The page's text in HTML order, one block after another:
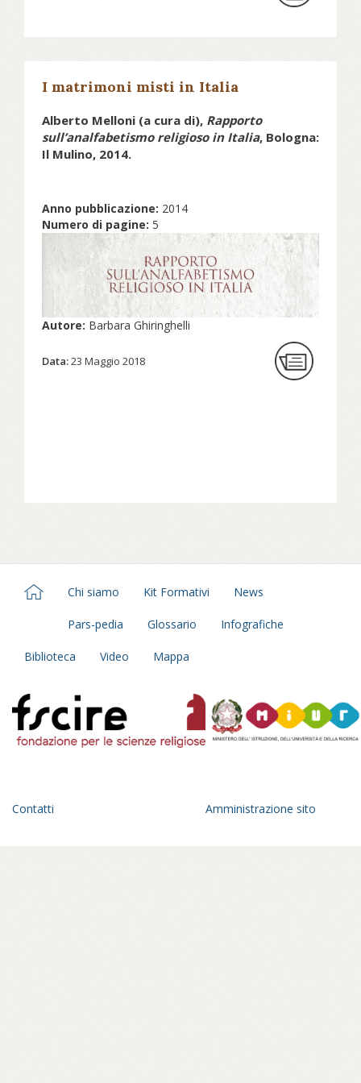
centrale), 29 dei 30 sinodi metodisti
Continua a leggere su nev.it...
I matrimoni misti in Italia
Alberto Melloni (a cura di), Rapporto
sull’analfabetismo religioso in Italia, Bologna:
Il Mulino, 2014.
Anno pubblicazione: 2014
Numero di pagine: 5
Autore: Barbara Ghiringhelli
Data:23 Maggio 2018
Chi siamo Kit Formativi News
Pars-pedia Glossario Infografiche
Biblioteca Video Mappa
Contatti Amministrazione sito